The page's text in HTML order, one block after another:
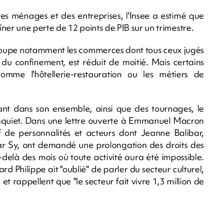
ménages et des entreprises, l'Insee a estimé que
une perte de 12 points de PIB sur un trimestre.
notamment les commerces dont tous ceux jugés
confinement, est réduit de moitié. Mais certains
l'hôtellerie-restauration ou les métiers de
dans son ensemble, ainsi que des tournages, le
Dans une lettre ouverte à Emmanuel Macron
personnalités et acteurs dont Jeanne Balibar,
Sy, ont demandé une prolongation des droits des
des mois où toute activité aura été impossible.
Philippe ait "oublié" de parler du secteur culturel,
rappellent que "le secteur fait vivre 1,3 million de